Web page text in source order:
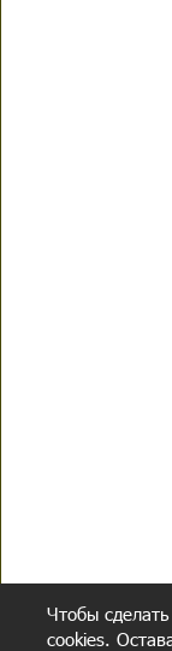
Чтобы
cookies.